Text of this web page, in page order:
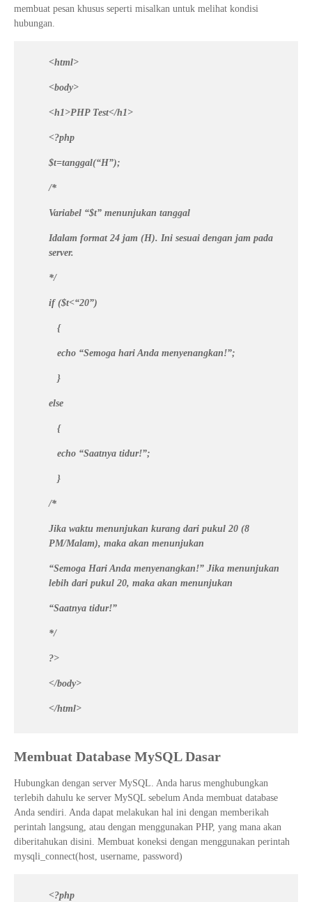
membuat pesan khusus seperti misalkan untuk melihat kondisi
hubungan.
<html>
<body>
<h1>PHP Test</h1>
<?php
$t=tanggal(“H”);
/*
Variabel “$t” menunjukan tanggal
Idalam format 24 jam (H). Ini sesuai dengan jam pada
server.
*/
if ($t<“20”)
{
echo “Semoga hari Anda menyenangkan!”;
}
else
{
echo “Saatnya tidur!”;
}
/*
Jika waktu menunjukan kurang dari pukul 20 (8
PM/Malam), maka akan menunjukan
“Semoga Hari Anda menyenangkan!” Jika menunjukan
lebih dari pukul 20, maka akan menunjukan
“Saatnya tidur!”
*/
?>
</body>
</html>
Membuat Database MySQL Dasar
Hubungkan dengan server MySQL. Anda harus menghubungkan
terlebih dahulu ke server MySQL sebelum Anda membuat database
Anda sendiri. Anda dapat melakukan hal ini dengan memberikah
perintah langsung, atau dengan menggunakan PHP, yang mana akan
diberitahukan disini. Membuat koneksi dengan menggunakan perintah
mysqli_connect(host, username, password)
<?php